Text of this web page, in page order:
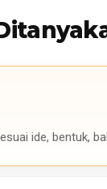
ide, bentuk,